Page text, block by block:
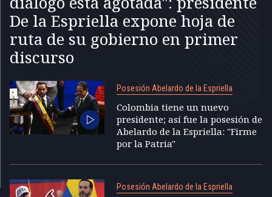
De la Espriella expone hoja de
ruta de su gobierno en primer
discurso
Posesión Abelardo de la Espriella
Colombia tiene un nuevo
presidente; así fue la posesión de
Abelardo de la Espriella: "Firme
por la Patria"
Posesión Abelardo de la Espriella